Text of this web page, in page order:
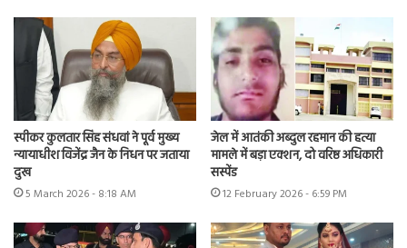
स्पीकर कुलतार सिंह संधवां ने पूर्व मुख्य
न्यायाधीश विजेंद्र जैन के निधन पर जताया
दुख
5 March 2026 - 8:18 AM
जेल में आतंकी अब्दुल रहमान की हत्या
मामले में बड़ा एक्शन, दो वरिष्ठ अधिकारी
सस्पेंड
12 February 2026 - 6:59 PM